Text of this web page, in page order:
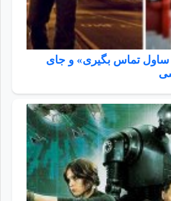
ساول تماس بگیری» و جای